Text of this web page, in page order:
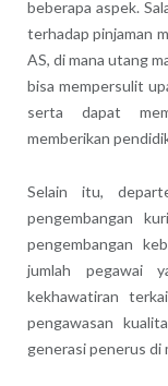
beberapa aspek.
terhadap pinjaman
AS, di mana utang
bisa mempersulit
serta dapat
memberikan
Selain itu,
pengembangan
pengembangan
jumlah pegawai
kekhawatiran
pengawasan
generasi penerus di